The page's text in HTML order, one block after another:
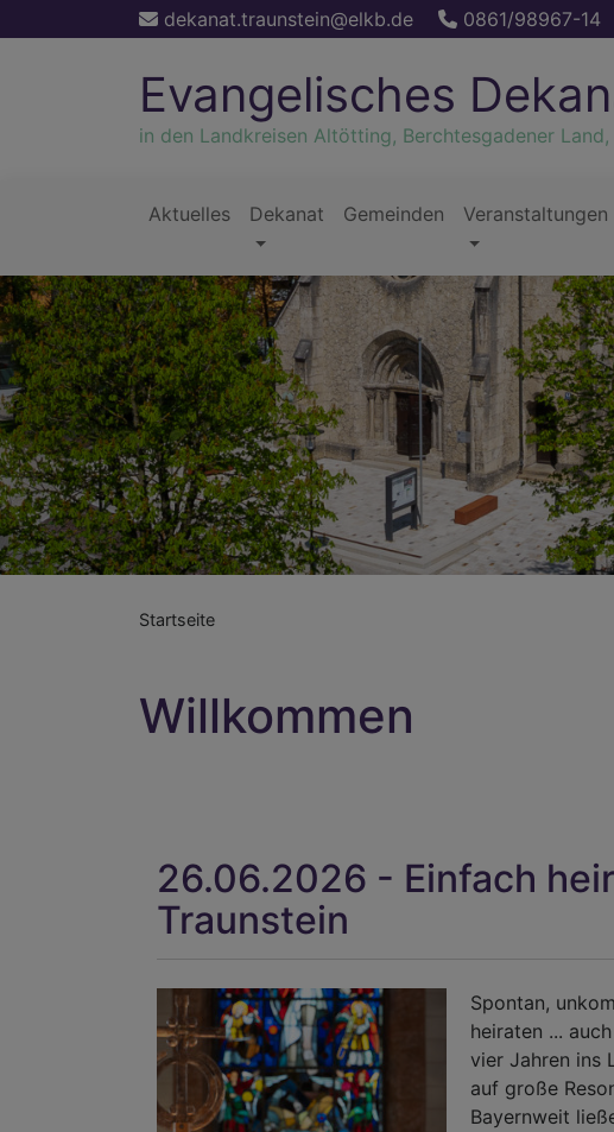
zum
dekanat.traunstein@elkb.de 0861/98967-14
Evangelisches
in den Landkreisen Altötting, Berchtesgadener
Hauptnavigation
Aktuelles Dekanat Gemeinden Veranstaltungen
Startseite
Willkommen
26.06.2026 - Einfach
Traunstein
Spontan,
heiraten ...
vier Jahren ins
auf große
Bayernweit